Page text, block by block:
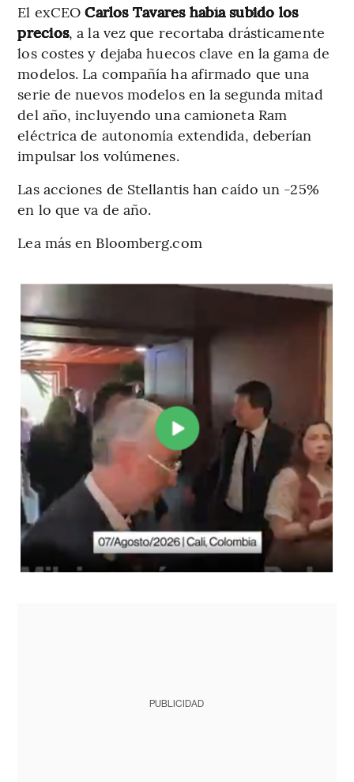
El exCEOCarlos Tavares había subido los
precios, a la vez que recortaba drásticamente
los costes y dejaba huecos clave en la gama de
modelos. La compañía ha afirmado que una
serie de nuevos modelos en la segunda mitad
del año, incluyendo una camioneta Ram
eléctrica de autonomía extendida, deberían
impulsar los volúmenes.
Las acciones de Stellantis han caído un -25%
en lo que va de año.
Lea más en Bloomberg.com
PUBLICIDAD